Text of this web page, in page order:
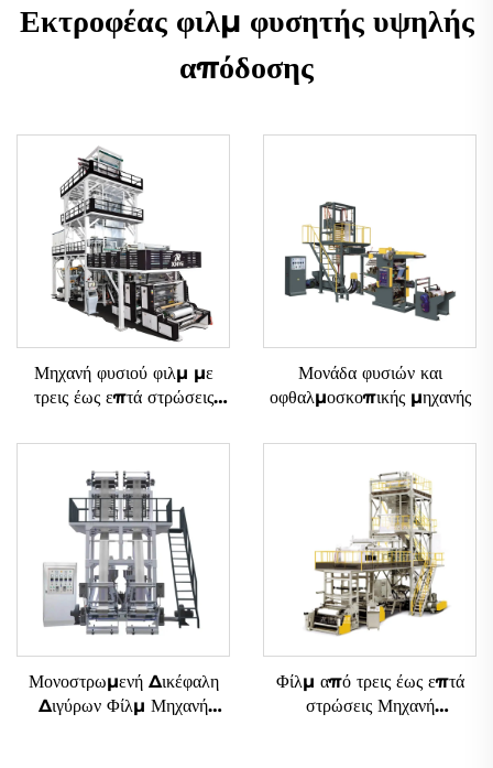
Εκτροφέας φιλμ φυσητής υψηλής
απόδοσης
Μηχανή φυσιού φιλμ με
τρεις έως επτά στρώσεις
Μονάδα φυσιών και
οφθαλμοσκοπικής μηχανής
Μονοστρωμενή Δικέφαλη
Διγύρων Φίλμ Μηχανή
Φίλμ από τρεις έως επτά
στρώσεις Μηχανή